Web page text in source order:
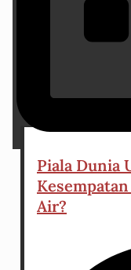
Piala Dunia
Air?